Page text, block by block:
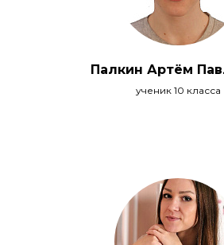
Палкин Артём
ученик 10 класса